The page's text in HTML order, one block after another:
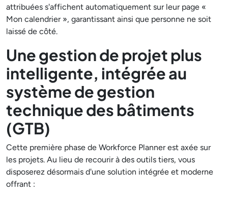
attribuées s'affichent automatiquement sur leur page «
Mon calendrier », garantissant ainsi que personne ne soit
laissé de côté.
Une gestion de projet plus
intelligente, intégrée au
système de gestion
technique des bâtiments
(GTB)
Cette première phase de Workforce Planner est axée sur
les projets. Au lieu de recourir à des outils tiers, vous
disposerez désormais d'une solution intégrée et moderne
offrant :